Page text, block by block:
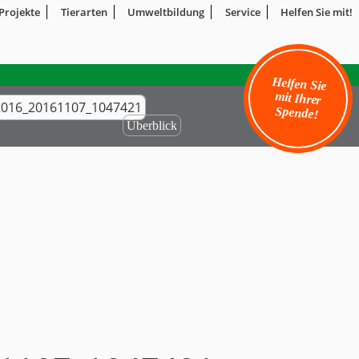
Projekte Tierarten Umweltbildung Service Helfen Sie mit!
Helfen Sie
mit Ihrer
Spende!
Überblick